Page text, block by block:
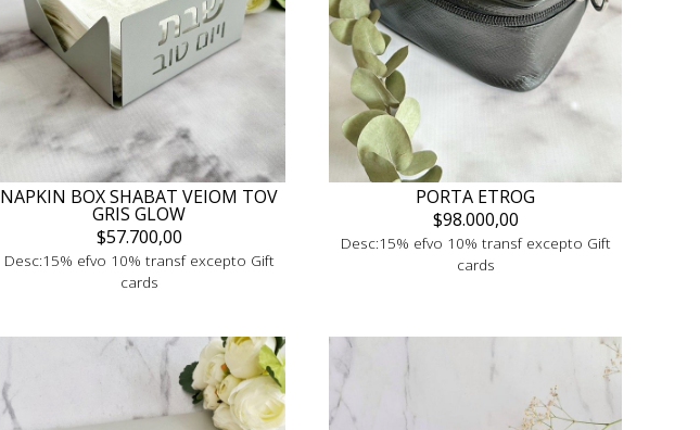
NAPKIN BOX SHABAT VEIOM TOV
GRIS GLOW
$57.700,00
Desc:15% efvo 10% transf excepto Gift
cards
PORTA ETROG
$98.000,00
Desc:15% efvo 10% transf excepto Gift
cards